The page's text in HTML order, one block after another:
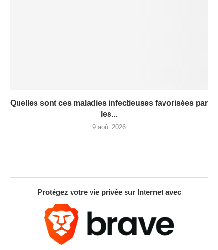
Quelles sont ces maladies infectieuses favorisées par
les...
9 août 2026
Protégez votre vie privée sur Internet avec